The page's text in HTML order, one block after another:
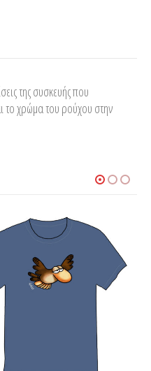
της συσκευής που
το χρώμα του ρούχου στην